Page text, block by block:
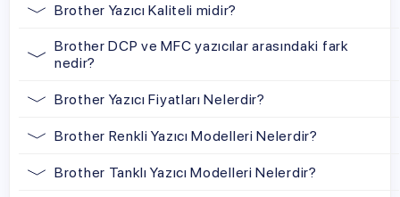
Brother Yazıcı Kaliteli midir?
Brother DCP ve MFC yazıcılar arasındaki fark
nedir?
Brother Yazıcı Fiyatları Nelerdir?
Brother Renkli Yazıcı Modelleri Nelerdir?
Brother Tanklı Yazıcı Modelleri Nelerdir?